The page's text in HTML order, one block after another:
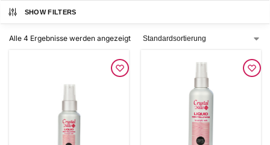
SHOW FILTERS
Alle 4 Ergebnisse werden angezeigt